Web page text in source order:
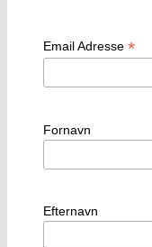
Email Adresse *
Fornavn
Efternavn